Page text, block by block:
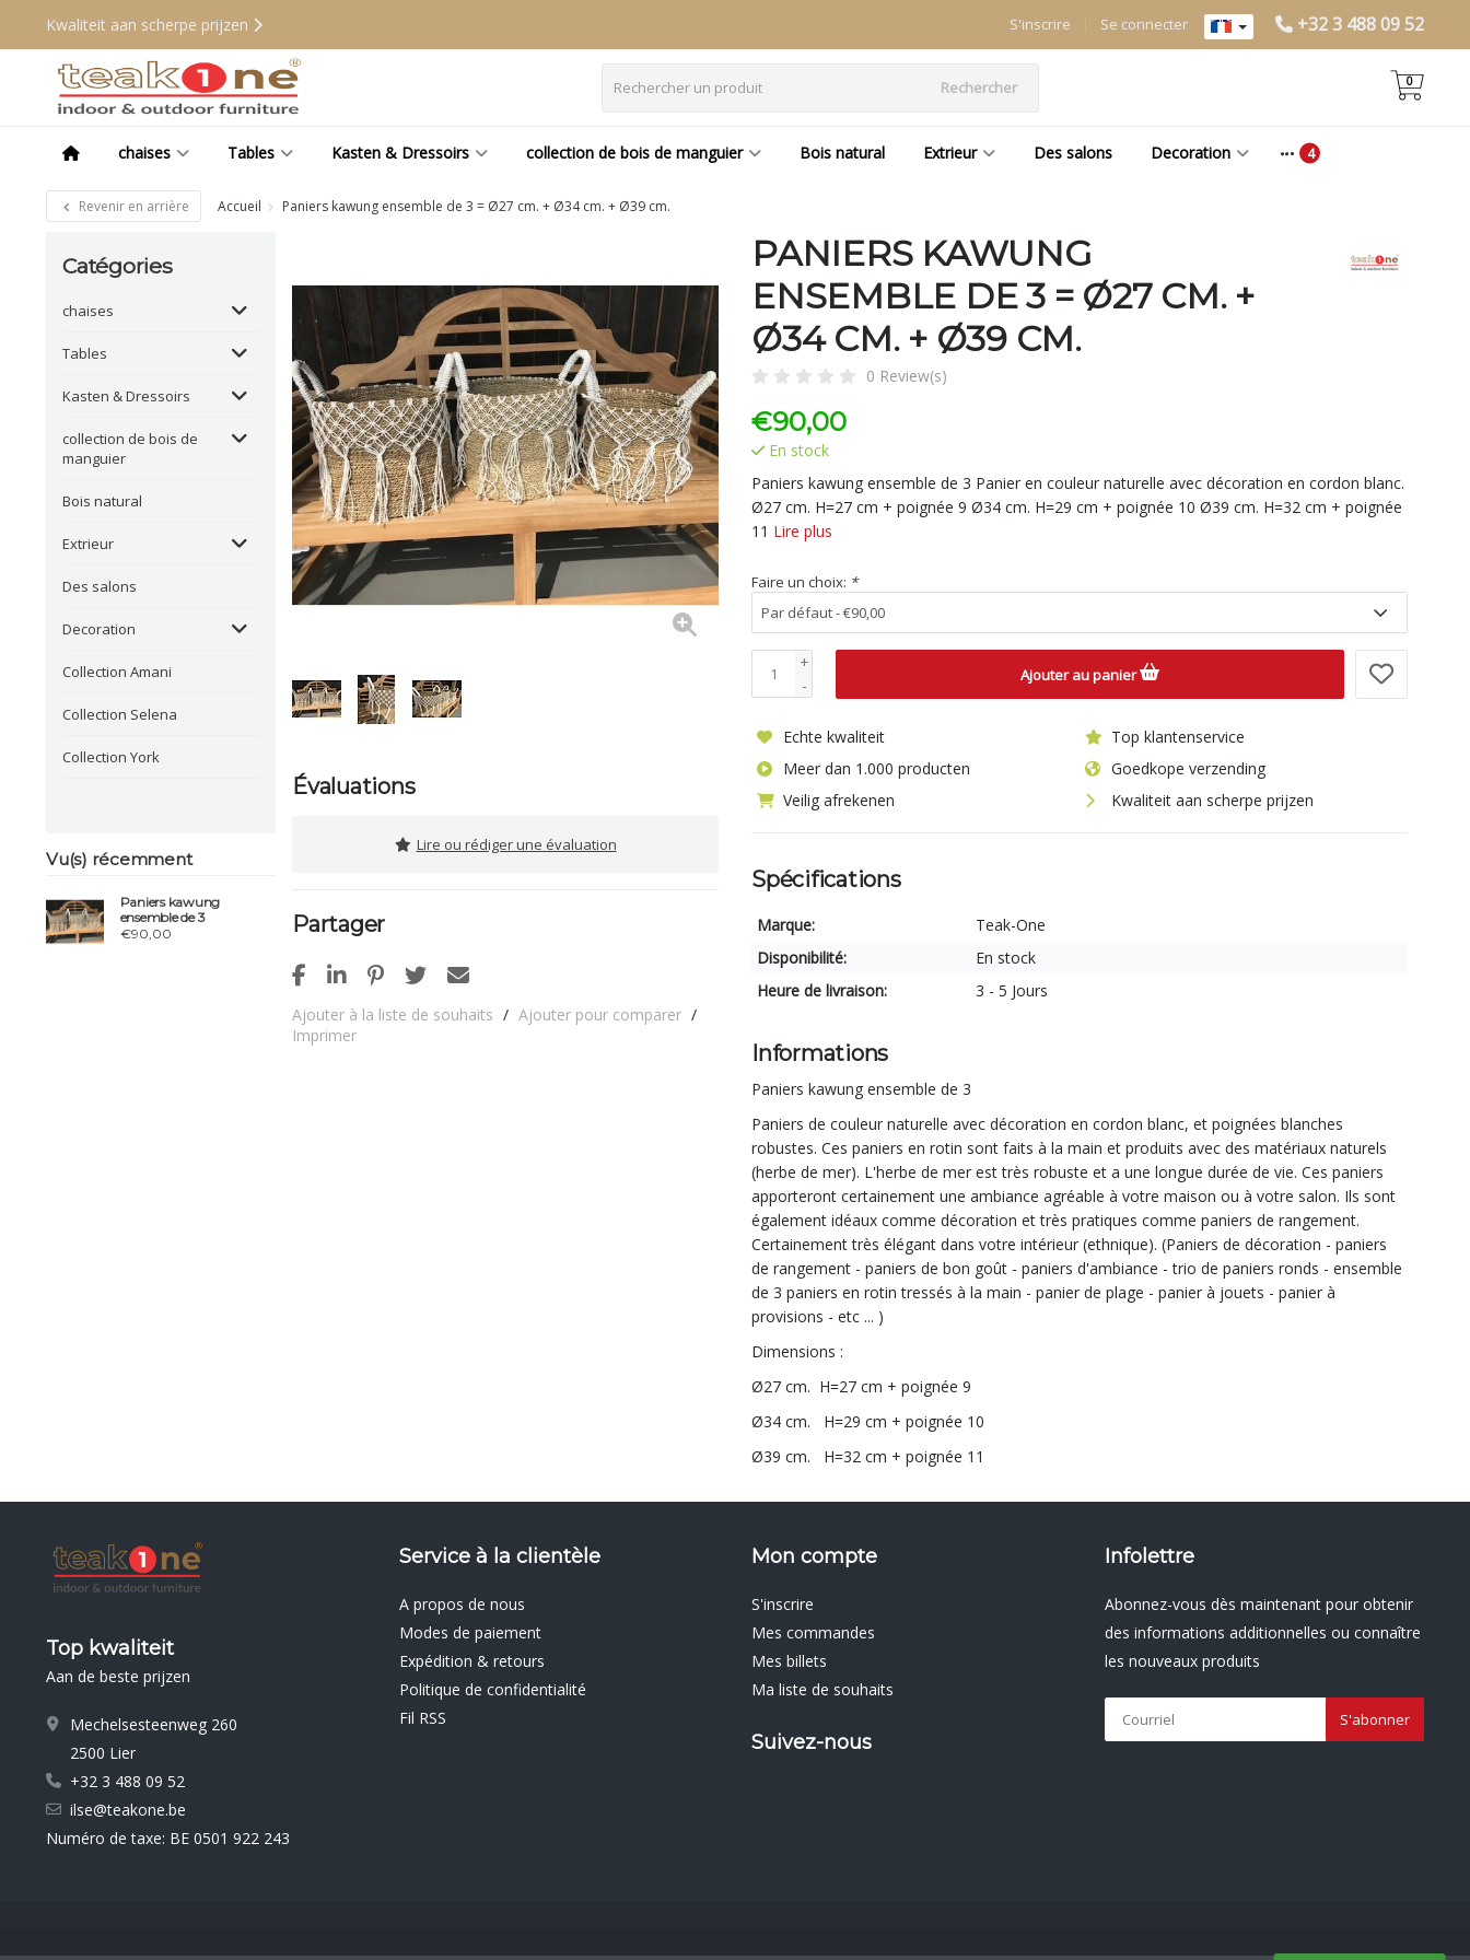
Kwaliteit aan scherpe prijzen +32 3 488 09 52
Se connecter
S'inscrire
Rechercher 0
chaises Tables Kasten & Dressoirs collection de bois de manguier Bois natural Extrieur Des salons Decoration
Revenir en arrière Accueil Paniers kawung ensemble de 3 = Ø27 cm. + Ø34 cm. + Ø39 cm.
Catégories
chaises
Tables
Kasten & Dressoirs
collection de bois de
manguier
Bois natural
Extrieur
Des salons
Decoration
Collection Amani
Collection Selena
Collection York
Vu(s) récemment
Paniers kawung
ensemble de 3
€90,00
Évaluations
Lire ou rédiger une évaluation
Partager
Ajouter à la liste de souhaits / Ajouter pour comparer /
Imprimer
PANIERS KAWUNG
ENSEMBLE DE 3 = Ø27 CM. +
Ø34 CM. + Ø39 CM.
0 Review(s)
€90,00
En stock
Paniers kawung ensemble de 3 Panier en couleur naturelle avec décoration en cordon blanc.
Ø27 cm. H=27 cm + poignée 9 Ø34 cm. H=29 cm + poignée 10 Ø39 cm. H=32 cm + poignée
11 Lire plus
Faire un choix: *
+
-
Ajouter au panier
Echte kwaliteit
Top klantenservice
Meer dan 1.000 producten
Goedkope verzending
Veilig afrekenen
Kwaliteit aan scherpe prijzen
Spécifications
Marque:
Teak-One
Disponibilité:
En stock
Heure de livraison:
3 - 5 Jours
Informations
Paniers kawung ensemble de 3
Paniers de couleur naturelle avec décoration en cordon blanc, et poignées blanches
robustes. Ces paniers en rotin sont faits à la main et produits avec des matériaux naturels
(herbe de mer). L'herbe de mer est très robuste et a une longue durée de vie. Ces paniers
apporteront certainement une ambiance agréable à votre maison ou à votre salon. Ils sont
également idéaux comme décoration et très pratiques comme paniers de rangement.
Certainement très élégant dans votre intérieur (ethnique). (Paniers de décoration - paniers
de rangement - paniers de bon goût - paniers d'ambiance - trio de paniers ronds - ensemble
de 3 paniers en rotin tressés à la main - panier de plage - panier à jouets - panier à
provisions - etc ... )
Dimensions :
Ø27 cm. H=27 cm + poignée 9
Ø34 cm. H=29 cm + poignée 10
Ø39 cm. H=32 cm + poignée 11
Top kwaliteit
Aan de beste prijzen
Mechelsesteenweg 260
2500 Lier
+32 3 488 09 52
ilse@teakone.be
Numéro de taxe: BE 0501 922 243
Service à la clientèle
A propos de nous
Modes de paiement
Expédition & retours
Politique de confidentialité
Fil RSS
Mon compte
S'inscrire
Mes commandes
Mes billets
Ma liste de souhaits
Suivez-nous
Infolettre
Abonnez-vous dès maintenant pour obtenir
des informations additionnelles ou connaître
les nouveaux produits
S'abonner